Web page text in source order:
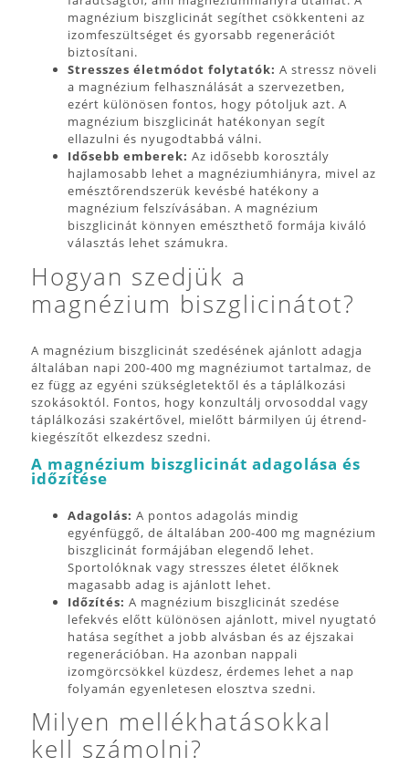
magnézium biszglicinát segíthet csökkenteni az
izomfeszültséget és gyorsabb regenerációt
biztosítani.
Stresszes életmódot folytatók: A stressz növeli
a magnézium felhasználását a szervezetben,
ezért különösen fontos, hogy pótoljuk azt. A
magnézium biszglicinát hatékonyan segít
ellazulni és nyugodtabbá válni.
Idősebb emberek: Az idősebb korosztály
hajlamosabb lehet a magnéziumhiányra, mivel az
emésztőrendszerük kevésbé hatékony a
magnézium felszívásában. A magnézium
biszglicinát könnyen emészthető formája kiváló
választás lehet számukra.
Hogyan szedjük a
magnézium biszglicinátot?
A magnézium biszglicinát szedésének ajánlott adagja
általában napi 200-400 mg magnéziumot tartalmaz, de
ez függ az egyéni szükségletektől és a táplálkozási
szokásoktól. Fontos, hogy konzultálj orvosoddal vagy
táplálkozási szakértővel, mielőtt bármilyen új étrend-
kiegészítőt elkezdesz szedni.
A magnézium biszglicinát adagolása és
időzítése
Adagolás: A pontos adagolás mindig
egyénfüggő, de általában 200-400 mg magnézium
biszglicinát formájában elegendő lehet.
Sportolóknak vagy stresszes életet élőknek
magasabb adag is ajánlott lehet.
Időzítés: A magnézium biszglicinát szedése
lefekvés előtt különösen ajánlott, mivel nyugtató
hatása segíthet a jobb alvásban és az éjszakai
regenerációban. Ha azonban nappali
izomgörcsökkel küzdesz, érdemes lehet a nap
folyamán egyenletesen elosztva szedni.
Milyen mellékhatásokkal
kell számolni?